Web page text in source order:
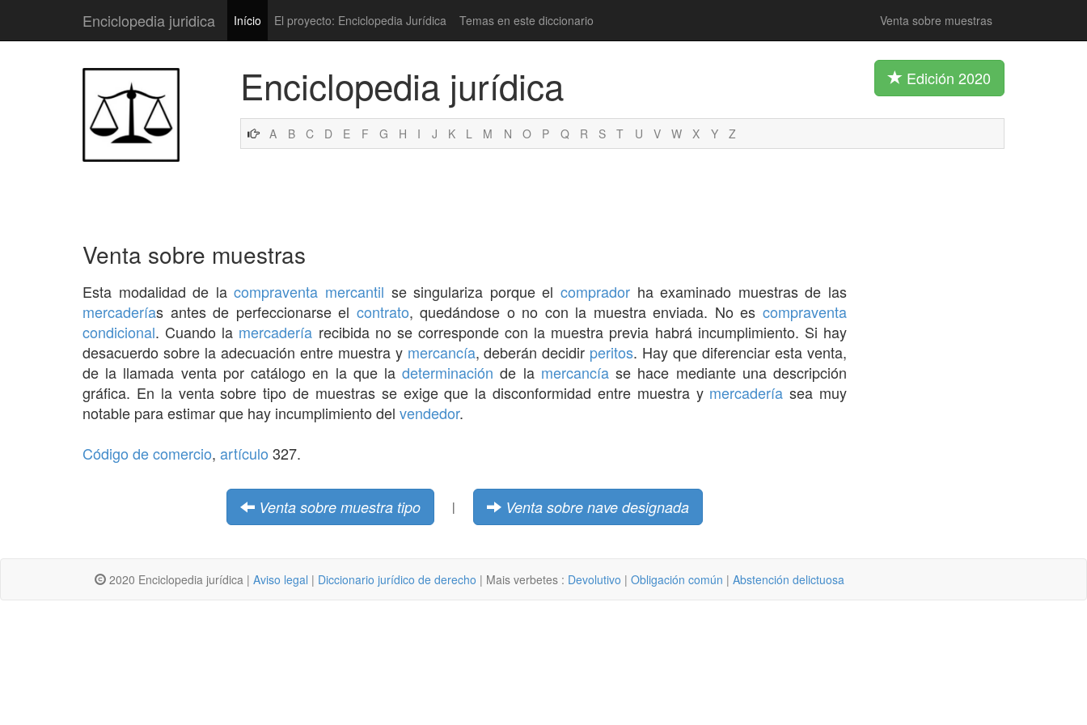
Enciclopedia juridica Início El proyecto: Enciclopedia Jurídica Temas en este diccionario Venta sobre muestras
Enciclopedia jurídica Edición 2020
A B C D E F G H I J K L M N O P Q R S T U V W X Y Z
Venta sobre muestras
Esta modalidad de lacompraventa mercantil se singulariza porque elcomprador ha examinado muestras de las
mercaderías antes de perfeccionarse el contrato, quedándose o no con la muestra enviada. No escompraventa
condicional. Cuando la mercadería recibida no se corresponde con la muestra previa habrá incumplimiento. Si hay
desacuerdo sobre la adecuación entre muestra y mercancía, deberán decidir peritos. Hay que diferenciar esta venta,
de la llamada venta por catálogo en la que ladeterminación de la mercancíase hace mediante una descripción
gráfica. En la venta sobre tipo de muestras se exige que la disconformidad entre muestra y mercadería sea muy
notable para estimar que hay incumplimiento del vendedor.
Código de comercio, artículo 327.
Venta sobre muestra tipo | Venta sobre nave designada
2020 Enciclopedia jurídica | Aviso legal | Diccionario jurídico de derecho | Mais verbetes : Devolutivo | Obligación común | Abstención delictuosa